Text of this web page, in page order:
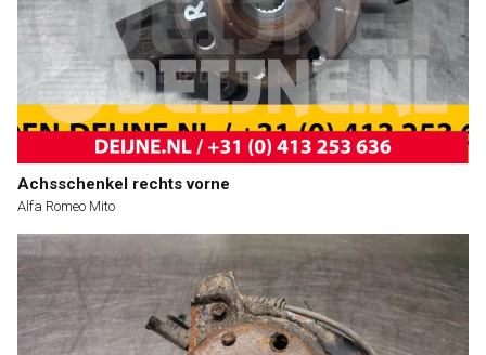
Achsschenkel rechts vorne
Alfa Romeo Mito